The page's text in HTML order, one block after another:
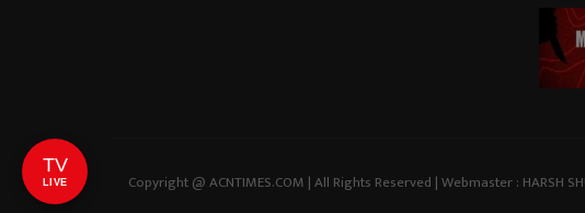
Copyright @ ACNTIMES.COM | All Rights Reserved | Webmaster : HARSH
TV
LIVE